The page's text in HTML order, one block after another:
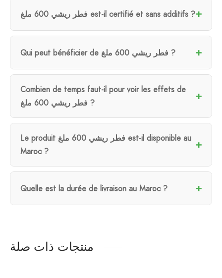
فطر ريشي 600 ملغ est-il certifié et sans additifs ?
Qui peut bénéficier de فطر ريشي 600 ملغ ?
Combien de temps faut-il pour voir les effets de
فطر ريشي 600 ملغ ?
Le produit فطر ريشي 600 ملغ est-il disponible au
Maroc ?
Quelle est la durée de livraison au Maroc ?
منتجات ذات صلة